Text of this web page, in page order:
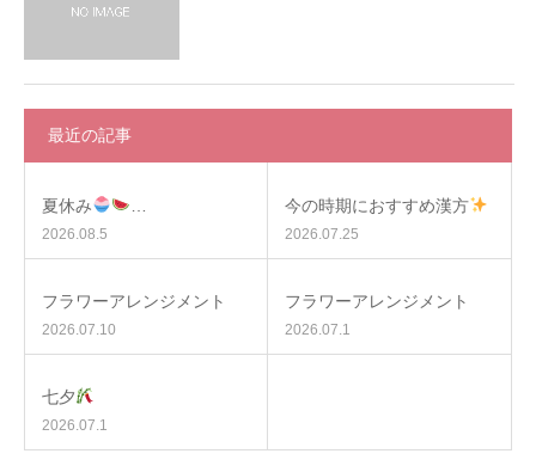
最近の記事
夏休み
2026.08.5
今の時期におすすめ漢方
2026.07.25
フラワーアレンジメント
2026.07.10
フラワーアレンジメント
2026.07.1
七夕
2026.07.1